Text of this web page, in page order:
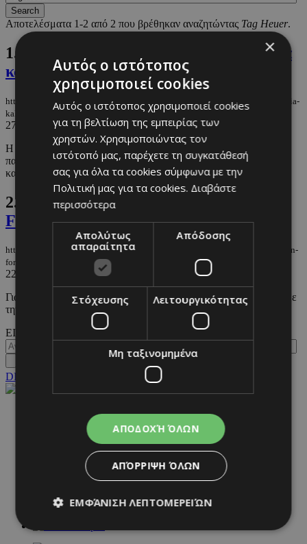
Αποτελέσματα 1-2 από 2 που βρέθηκαν αναζητώντας Tag Heuer.
1.
Είναι η αγορά ελβετικών ρολογιών μια
καλή επένδυση;
https://m.must.com.cy/gr/wknd-by-must/einai-i-agora-elbetikwn-rologiwn-mia-
kali-ependysi
27/09/2025|WKND BY MUST
Η διαχρονική κυριαρχία των ελβετικών ρολογιών. Από την
παράδοση και την τεχνογνωσία, στις προκλήσεις της τεχνολογίας
και ...
2.
Τι έπαθαν όλα τα mega brands με τη
Formula 1 φέτος;
https://m.must.com.cy/gr/wknd-by-must/ti-epathan-ola-ta-mega-brands-me-tin-
formula-1-fetos
22/02/2025
WKND BY MUST
Γιατί όλα τα luxury brands θέλουν να συνδέσουν το όνομα τους με
την Formula 1 και τι σημαίνει αυτό για το μέλλον του ...
ΕΙΣΟΔΟΣ
DESKTOP
×
Αυτός ο ιστότοπος
χρησιμοποιεί cookies
Αυτός ο ιστότοπος χρησιμοποιεί cookies
για τη βελτίωση της εμπειρίας των
χρηστών. Χρησιμοποιώντας τον
ιστότοπό μας, παρέχετε τη συγκατάθεσή
σας για όλα τα cookies σύμφωνα με την
Πολιτική μας για τα cookies. Διαβάστε
περισσότερα
Απολύτως
απαραίτητα
Απόδοσης
Στόχευσης Λειτουργικότητας
Μη ταξινομημένα
ΑΠΟΔΟΧΉ ΌΛΩΝ
ΑΠΌΡΡΙΨΗ ΌΛΩΝ
ΕΜΦΆΝΙΣΗ ΛΕΠΤΟΜΕΡΕΙΏΝ